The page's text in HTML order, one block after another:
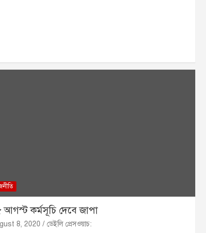
আগস্ট কর্মসূচি দেবে জাপা
8, 2020 ডেইলি প্রেসওয়াচ: